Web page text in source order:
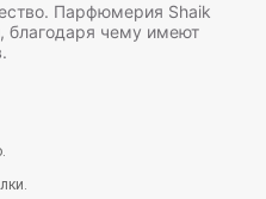
Парфюмерия Shaik
чему имеют